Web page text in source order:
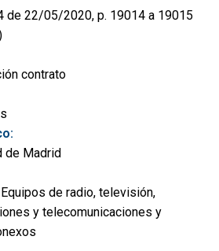
de 22/05/2020, p. 19014 a 19015
contrato
de Madrid
de radio, televisión,
y telecomunicaciones y